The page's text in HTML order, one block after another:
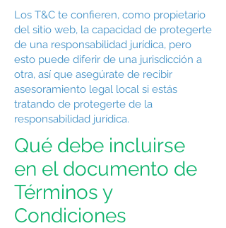
Los T&C te confieren, como propietario
del sitio web, la capacidad de protegerte
de una responsabilidad jurídica, pero
esto puede diferir de una jurisdicción a
otra, así que asegúrate de recibir
asesoramiento legal local si estás
tratando de protegerte de la
responsabilidad jurídica.
Qué debe incluirse
en el documento de
Términos y
Condiciones